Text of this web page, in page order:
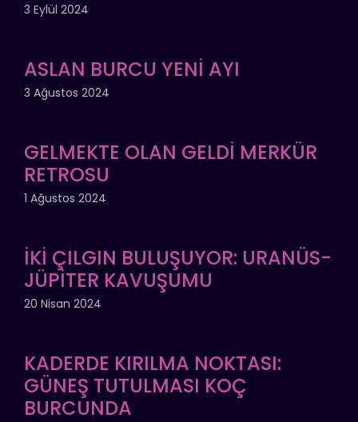
3 Eylül 2024
ASLAN BURCU YENİ AYI
3 Ağustos 2024
GELMEKTE OLAN GELDİ MERKÜR
RETROSU
1 Ağustos 2024
İKİ ÇILGIN BULUŞUYOR: URANÜS-
JÜPİTER KAVUŞUMU
20 Nisan 2024
KADERDE KIRILMA NOKTASI:
GÜNEŞ TUTULMASI KOÇ
BURCUNDA